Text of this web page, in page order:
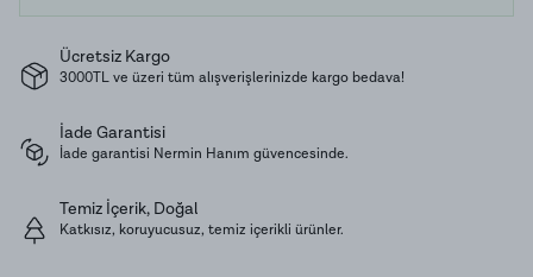
ekleme aroma kullanılmaz. Farkımız, üretim
Birlikte Sıkım:Kasım ayında özenle topladığımız
zeytinlerimizi, taze limon kabukları ile birlikte,
bekletmeden fabrikamızda
işliyoruz. Limonun kabuğundaki o değerli uçucu
Ücretsiz Kargo
3000TL ve üzeri tüm alışverişlerinizde kargo bedava!
İade Garantisi
İade garantisi Nermin Hanım güvencesinde.
Temiz İçerik, Doğal
Katkısız, koruyucusuz, temiz içerikli ürünler.